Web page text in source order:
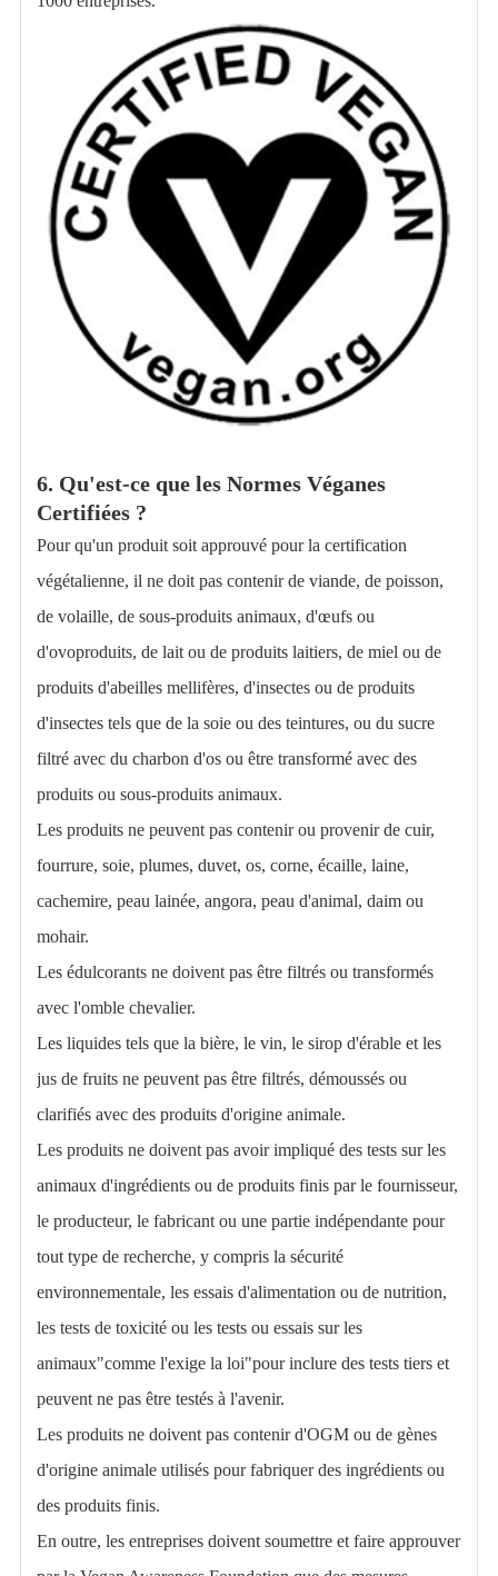
6. Qu'est-ce que les Normes Véganes
Certifiées ?
Pour qu'un produit soit approuvé pour la certification
végétalienne, il ne doit pas contenir de viande, de poisson,
de volaille, de sous-produits animaux, d'œufs ou
d'ovoproduits, de lait ou de produits laitiers, de miel ou de
produits d'abeilles mellifères, d'insectes ou de produits
d'insectes tels que de la soie ou des teintures, ou du sucre
filtré avec du charbon d'os ou être transformé avec des
produits ou sous-produits animaux.
Les produits ne peuvent pas contenir ou provenir de cuir,
fourrure, soie, plumes, duvet, os, corne, écaille, laine,
cachemire, peau lainée, angora, peau d'animal, daim ou
mohair.
Les édulcorants ne doivent pas être filtrés ou transformés
avec l'omble chevalier.
Les liquides tels que la bière, le vin, le sirop d'érable et les
jus de fruits ne peuvent pas être filtrés, démoussés ou
clarifiés avec des produits d'origine animale.
Les produits ne doivent pas avoir impliqué des tests sur les
animaux d'ingrédients ou de produits finis par le fournisseur,
le producteur, le fabricant ou une partie indépendante pour
tout type de recherche, y compris la sécurité
environnementale, les essais d'alimentation ou de nutrition,
les tests de toxicité ou les tests ou essais sur les
animaux"comme l'exige la loi"pour inclure des tests tiers et
peuvent ne pas être testés à l'avenir.
Les produits ne doivent pas contenir d'OGM ou de gènes
d'origine animale utilisés pour fabriquer des ingrédients ou
des produits finis.
En outre, les entreprises doivent soumettre et faire approuver